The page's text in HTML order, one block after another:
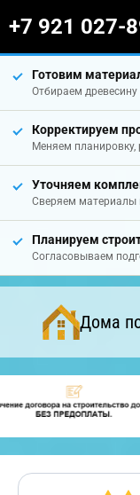
+7 921 027-
Готовим
Отбираем
Корректируем
Меняем планировку,
Уточняем
Сверяем материалы
Планируем
Согласовываем
Дома